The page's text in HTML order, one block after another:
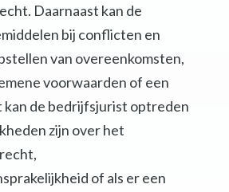
Daarnaast kan de
bij conflicten en
van overeenkomsten,
voorwaarden of een
kan de bedrijfsjurist optreden
zijn over het
of als er een